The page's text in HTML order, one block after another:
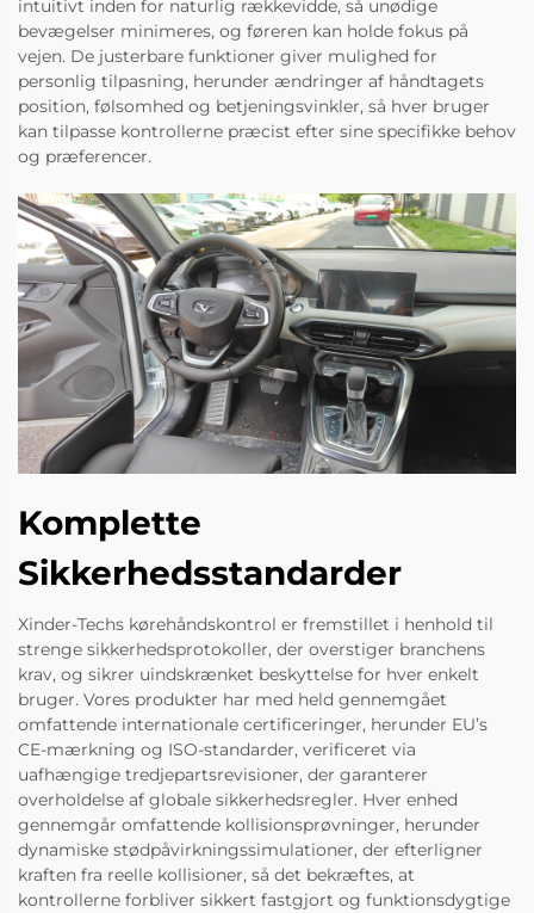
intuitivt inden for naturlig rækkevidde, så unødige
bevægelser minimeres, og føreren kan holde fokus på
vejen. De justerbare funktioner giver mulighed for
personlig tilpasning, herunder ændringer af håndtagets
position, følsomhed og betjeningsvinkler, så hver bruger
kan tilpasse kontrollerne præcist efter sine specifikke behov
og præferencer.
Komplette
Sikkerhedsstandarder
Xinder-Techs kørehåndskontrol er fremstillet i henhold til
strenge sikkerhedsprotokoller, der overstiger branchens
krav, og sikrer uindskrænket beskyttelse for hver enkelt
bruger. Vores produkter har med held gennemgået
omfattende internationale certificeringer, herunder EU’s
CE-mærkning og ISO-standarder, verificeret via
uafhængige tredjepartsrevisioner, der garanterer
overholdelse af globale sikkerhedsregler. Hver enhed
gennemgår omfattende kollisionsprøvninger, herunder
dynamiske stødpåvirkningssimulationer, der efterligner
kraften fra reelle kollisioner, så det bekræftes, at
kontrollerne forbliver sikkert fastgjort og funktionsdygtige